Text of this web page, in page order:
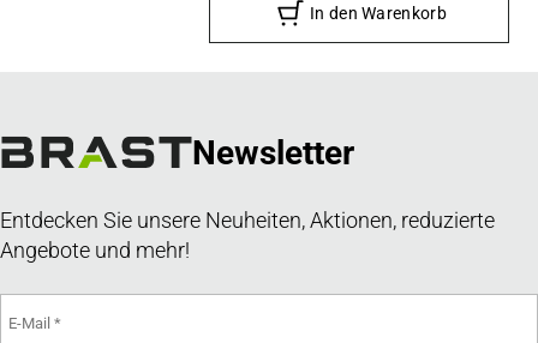
In den Warenkorb
Newsletter
Entdecken Sie unsere Neuheiten, Aktionen, reduzierte
Angebote und mehr!